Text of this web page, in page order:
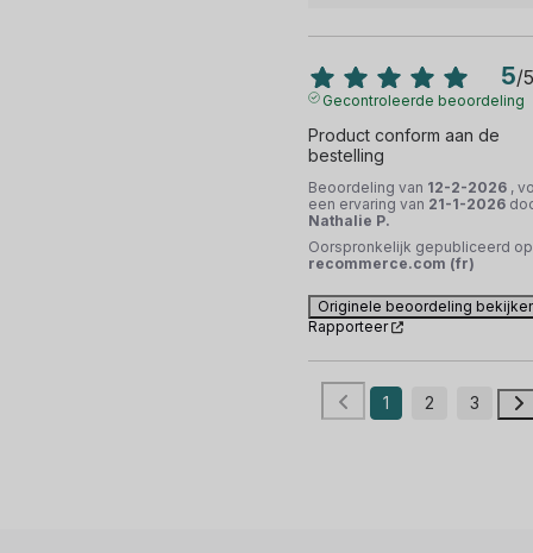
5/5
Gecontroleerde beoordeling
Product conform aan de
bestelling
Beoordeling van 12-2-2026 ,
een ervaring van 21-1-2026
Nathalie P.
Oorspronkelijk gepubliceerd op
recommerce.com (fr)
Originele beoordeling
Rapporteer
1 2 3